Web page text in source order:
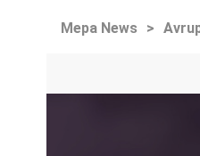
Mepa News >